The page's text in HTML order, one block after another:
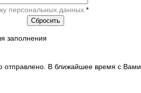
персональных данных.*
заполнения
В ближайшее время с Вами